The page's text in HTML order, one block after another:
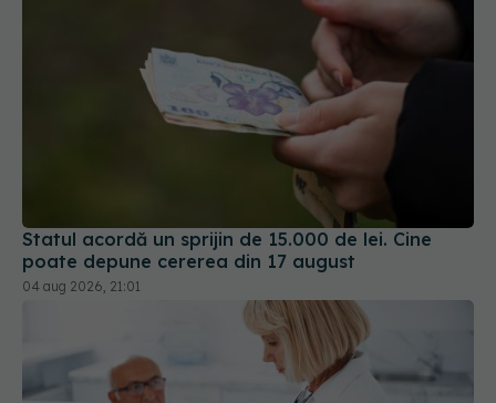
Statul acordă un sprijin de 15.000 de lei. Cine
poate depune cererea din 17 august
04 aug 2026, 21:01